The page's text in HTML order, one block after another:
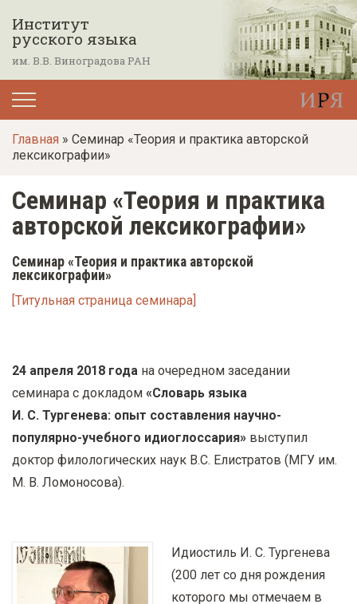
е
т
Институт
русского языка
им. В.В. Виноградова РАН
Главная » Семинар «Теория и практика авторской
лексикографии»
Семинар «Теория и практика
авторской лексикографии»
Семинар «Теория и практика авторской
лексикографии»
[Титульная страница семинара]
24 апреля 2018 года на очередном заседании
семинара с докладом «Словарь языка
И. С. Тургенева: опыт составления научно-
популярно-учебного идиоглоссария» выступил
доктор филологических наук В.С. Елистратов (МГУ им.
М. В. Ломоносова).
Идиостиль И. С. Тургенева
(200 лет со дня рождения
которого мы отмечаем в